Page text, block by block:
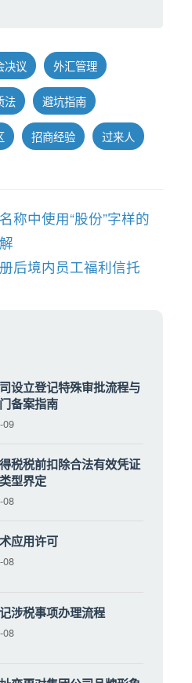
决议 外汇管理
法 避坑指南
招商经验 过来人
称中使用“股份”字样的
后境内员工福利信托
设立登记特殊审批流程与
备案指南
09
税税前扣除合法有效凭证
型界定
08
应用许可
08
涉税事项办理流程
08